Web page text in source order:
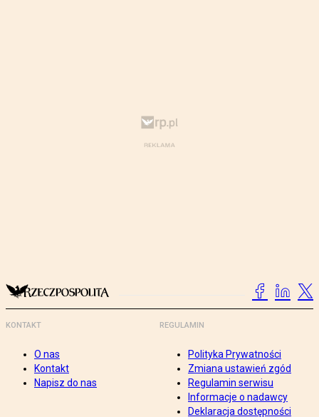
KONTAKT
O nas
Kontakt
Napisz do nas
REGULAMIN
Polityka Prywatności
Zmiana ustawień zgód
Regulamin serwisu
Informacje o nadawcy
Deklaracja dostępności